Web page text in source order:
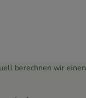
berechnen wir einen